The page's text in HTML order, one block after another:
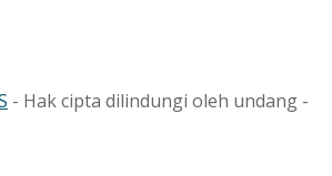
- Hak cipta dilindungi oleh undang -